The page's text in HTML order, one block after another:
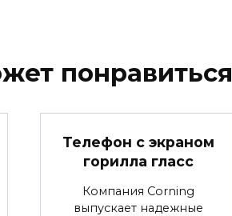
понравиться
Телефон с экраном
горилла гласс
Компания Corning
выпускает надежные